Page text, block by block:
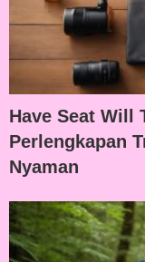
Have Seat Will
Perlengkapan
Nyaman